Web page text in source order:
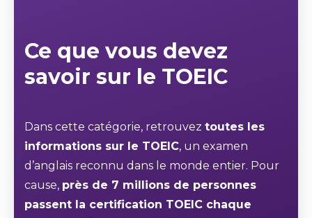
Ce que vous devez
savoir sur le TOEIC
Dans cette catégorie, retrouvez toutes les
informations sur le TOEIC, un examen
d’anglais reconnu dans le monde entier. Pour
cause, près de 7 millions de personnes
passent la certification TOEIC chaque